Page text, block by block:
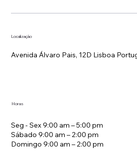
Localização
Avenida Álvaro Pais, 12D Lisboa
Horas
Seg - Sex 9:00 am – 5:00 pm
Sábado 9:00 am – 2:00 pm
Domingo 9:00 am – 2:00 pm